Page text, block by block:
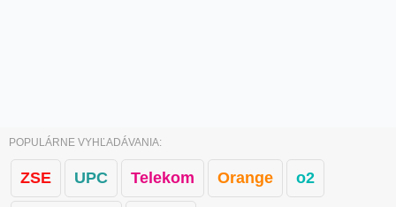
POPULÁRNE VYHĽADÁVANIA:
ZSE UPC Telekom Orange o2